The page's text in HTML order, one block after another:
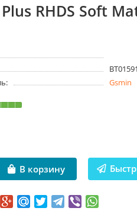
RHDS Soft
Gsmin
В корзину